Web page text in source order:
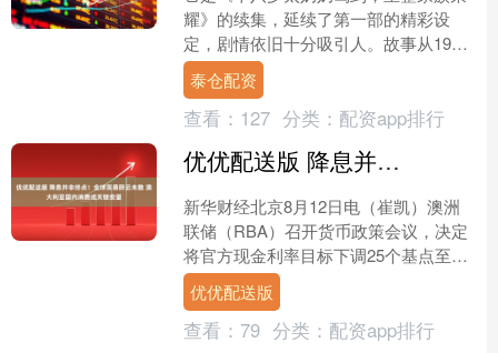
耀》的续集，延续了第一部的精彩设
定，剧情依旧十分吸引人。故事从1955
年讲起，著名数学家容遇意外离世，可
再一睁眼，她竟然穿越到....
泰仓配资
查看： 127 分类： 配资app排行
优优配送版 降息并非终点！全球贸易阴云未散 澳大利亚国内消费成关键变量
新华财经北京8月12日电（崔凯）澳洲
联储（RBA）召开货币政策会议，决定
将官方现金利率目标下调25个基点至
3.60%。这是今年以来澳央行第三次降
息，累计降幅达7....
优优配送版
查看： 79 分类： 配资app排行